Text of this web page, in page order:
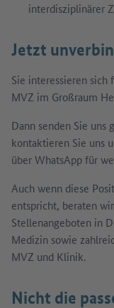
interdisziplinärer
Jetzt
Sie interessieren
MVZ im Großraum
Dann senden Sie uns
kontaktieren Sie uns
über WhatsApp für
Auch wenn diese
entspricht, beraten
Stellenangeboten in
Medizin sowie
MVZ und Klinik.
Nicht die